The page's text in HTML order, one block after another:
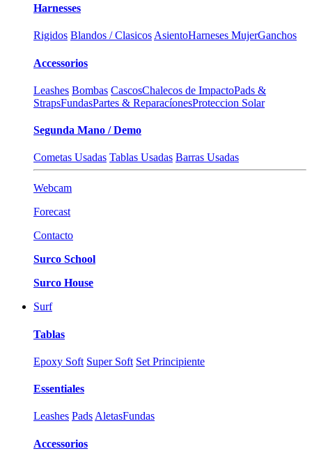
Harnesses
Rigidos Blandos / Clasicos AsientoHarneses MujerGanchos
Accessorios
Leashes Bombas CascosChalecos de ImpactoPads &
StrapsFundasPartes & ReparacíonesProteccion Solar
Segunda Mano / Demo
Cometas Usadas Tablas Usadas Barras Usadas
Webcam
Forecast
Contacto
Surco School
Surco House
Surf
Tablas
Epoxy Soft Super Soft Set Principiente
Essentiales
Leashes Pads AletasFundas
Accessorios